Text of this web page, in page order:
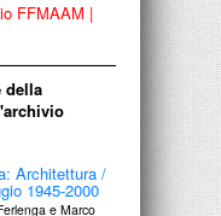
FFMAAM |
della
Architettura /
1945-2000
e Marco